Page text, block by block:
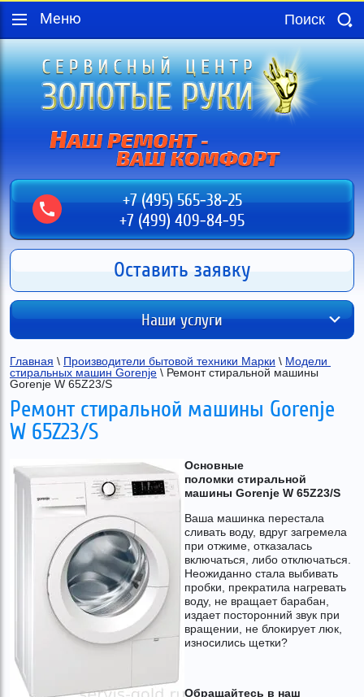
+7 (495) 565-38-25
+7 (499) 409-84-95
Оставить заявку
Меню
Наши услуги
Главная \ Производители бытовой техники Марки \ Модели
стиральных машин Gorenje \ Ремонт стиральной машины
Gorenje W 65Z23/S
Ремонт стиральной машины Gorenje
W 65Z23/S
Основные
поломки стиральной
машины Gorenje W 65Z23/S
Ваша машинка перестала
сливать воду, вдруг загремела
при отжиме, отказалась
включаться, либо отключаться.
Неожиданно стала выбивать
пробки, прекратила нагревать
воду, не вращает барабан,
издает посторонний звук при
вращении, не блокирует люк,
износились щетки?
Обращайтесь в наш